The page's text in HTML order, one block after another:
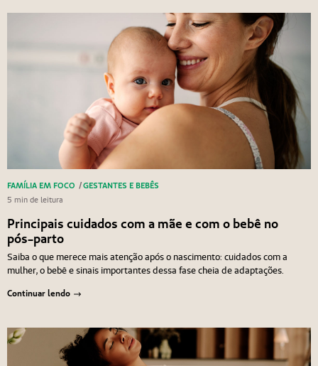
FAMÍLIA EM FOCO /GESTANTES E BEBÊS
5 min de leitura
Principais cuidados com a mãe e com o bebê no
pós-parto
Saiba o que merece mais atenção após o nascimento: cuidados com a
mulher, o bebê e sinais importantes dessa fase cheia de adaptações.
Continuar lendo